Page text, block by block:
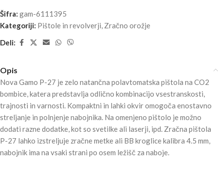
Šifra: gam-6111395
Kategoriji: Pištole in revolverji Zračno orožje
Deli:
Opis
Nova Gamo P-27 je zelo natančna polavtomatska pištola na CO2
bombice, katera predstavlja odlično kombinacijo vsestranskosti,
trajnosti in varnosti. Kompaktni in lahki okvir omogoča enostavno
streljanje in polnjenje nabojnika. Na omenjeno pištolo je možno
dodati razne dodatke, kot so svetilke ali laserji, ipd. Zračna pištola
P-27 lahko izstreljuje zračne metke ali BB kroglice kalibra 4.5 mm,
nabojnik ima na vsaki strani po osem ležišč za naboje.